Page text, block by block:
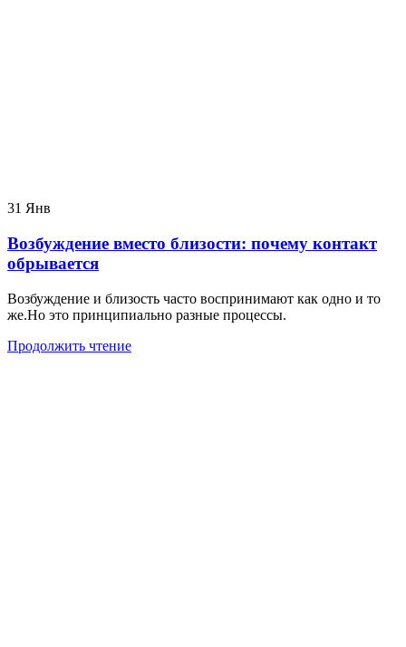
31 Янв
Возбуждение вместо близости: почему контакт
обрывается
Возбуждение и близость часто воспринимают как одно и то
же.Но это принципиально разные процессы.
Продолжить чтение